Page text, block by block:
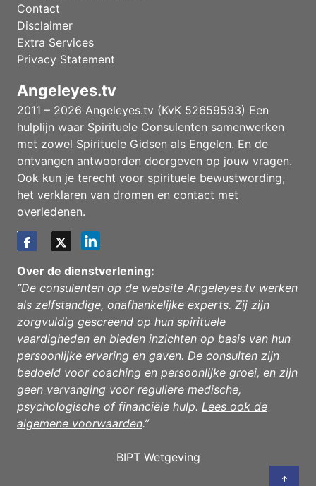
Contact
Disclaimer
Extra Services
Privacy Statement
Angeleyes.tv
2011 – 2026 Angeleyes.tv (KvK 52659593) Een
hulplijn waar Spirituele Consulenten samenwerken
met zowel Spirituele Gidsen als Engelen. En de
ontvangen antwoorden doorgeven op jouw vragen.
Ook kun je terecht voor spirituele bewustwording,
het verklaren van dromen en contact met
overledenen.
Over de dienstverlening:
“De consulenten op de website Angeleyes.tv werken
als zelfstandige, onafhankelijke experts. Zij zijn
zorgvuldig gescreend op hun spirituele
vaardigheden en bieden inzichten op basis van hun
persoonlijke ervaring en gaven. De consulten zijn
bedoeld voor coaching en persoonlijke groei, en zijn
geen vervanging voor reguliere medische,
psychologische of financiële hulp. Lees ook de
algemene voorwaarden.”
BIPT Wetgeving